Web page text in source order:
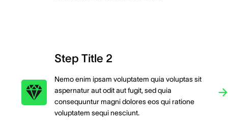
Step Title 2
Nemo enim ipsam voluptatem quia voluptas sit
aspernatur aut odit aut fugit, sed quia
consequuntur magni dolores eos qui ratione
voluptatem sequi nesciunt.